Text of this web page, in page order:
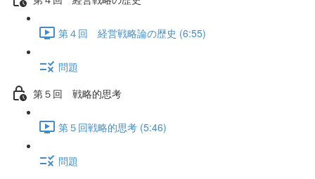
第４回 経営戦略論の歴史 (6:55)
問題
第５回 戦略的思考
第５回戦略的思考 (5:46)
問題